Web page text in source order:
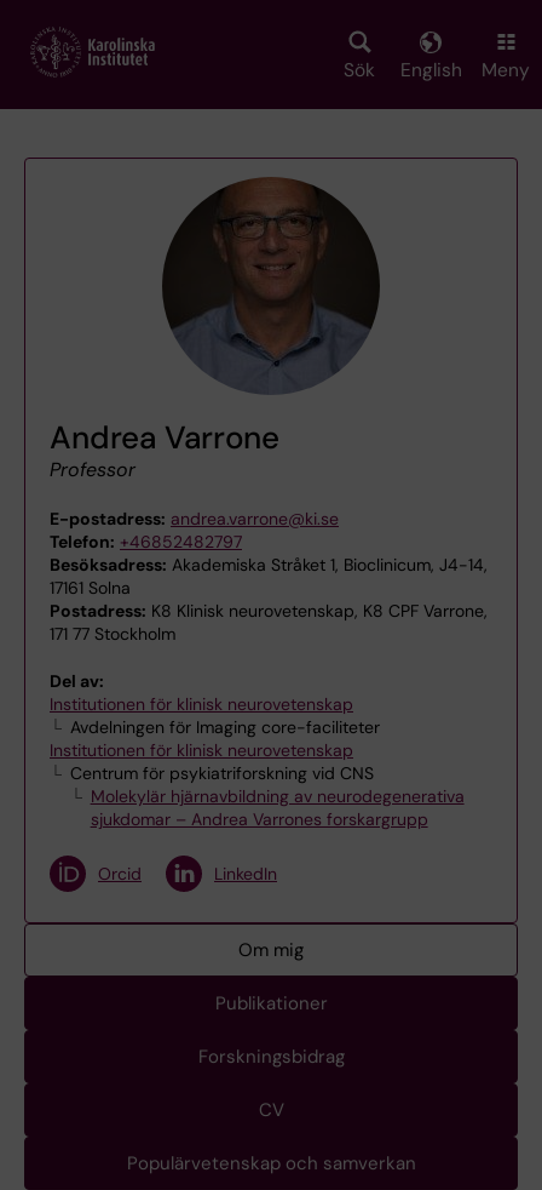
main
Sök English Meny
Andrea Varrone
Professor
E-postadress: andrea.varrone@ki.se
Telefon: +46852482797
Besöksadress: Akademiska Stråket 1, Bioclinicum, J4-14,
17161 Solna
Postadress: K8 Klinisk neurovetenskap, K8 CPF Varrone,
171 77 Stockholm
Del av:
Institutionen för klinisk neurovetenskap
Avdelningen för Imaging core-faciliteter
Institutionen för klinisk neurovetenskap
Centrum för psykiatriforskning vid CNS
Molekylär hjärnavbildning av neurodegenerativa
sjukdomar – Andrea Varrones forskargrupp
Orcid LinkedIn
Om mig
Publikationer
Forskningsbidrag
CV
Populärvetenskap och samverkan